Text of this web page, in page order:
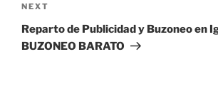
Next
Post
NEXT
Reparto de Publicidad y Buzoneo en
BUZONEO BARATO